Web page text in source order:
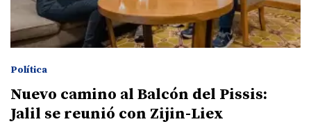
Política
Nuevo camino al Balcón del Pissis:
Jalil se reunió con Zijin-Liex